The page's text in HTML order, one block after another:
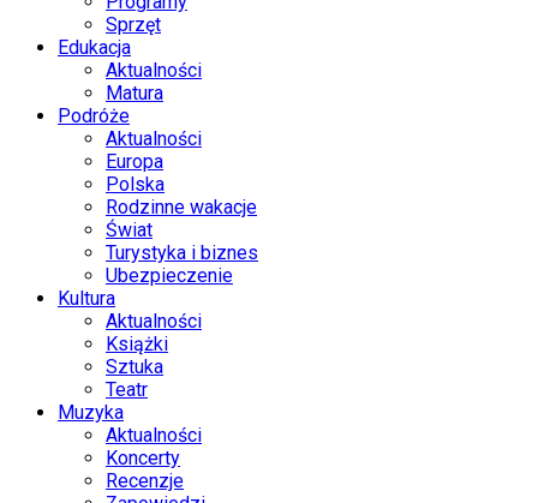
Sprzęt
Edukacja
Aktualności
Matura
Podróże
Aktualności
Europa
Polska
Rodzinne wakacje
Świat
Turystyka i biznes
Ubezpieczenie
Kultura
Aktualności
Książki
Sztuka
Teatr
Muzyka
Aktualności
Koncerty
Recenzje